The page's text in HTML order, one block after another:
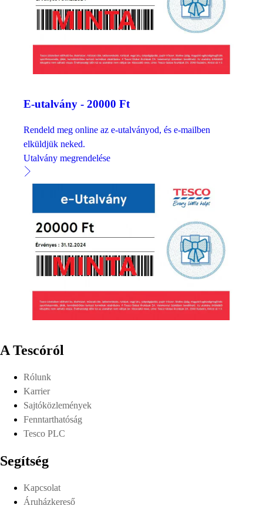
E-utalvány - 20000 Ft
Rendeld meg online az e-utalványod, és e-mailben
elküldjük neked.
Utalvány megrendelése
A Tescóról
Rólunk
Karrier
Sajtóközlemények
Fenntarthatóság
Tesco PLC
Segítség
Kapcsolat
Áruházkereső